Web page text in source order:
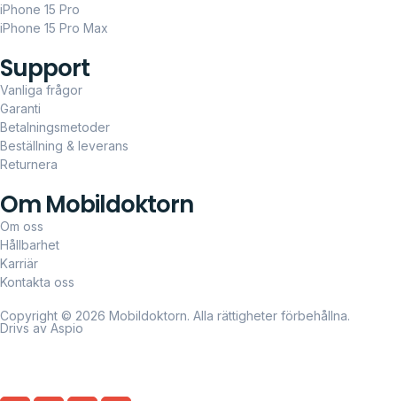
iPhone 15 Pro
iPhone 15 Pro Max
Support
Vanliga frågor
Garanti
Betalningsmetoder
Beställning & leverans
Returnera
Om Mobildoktorn
Om oss
Hållbarhet
Karriär
Kontakta oss
Copyright © 2026 Mobildoktorn. Alla rättigheter förbehållna.
Drivs av Aspio